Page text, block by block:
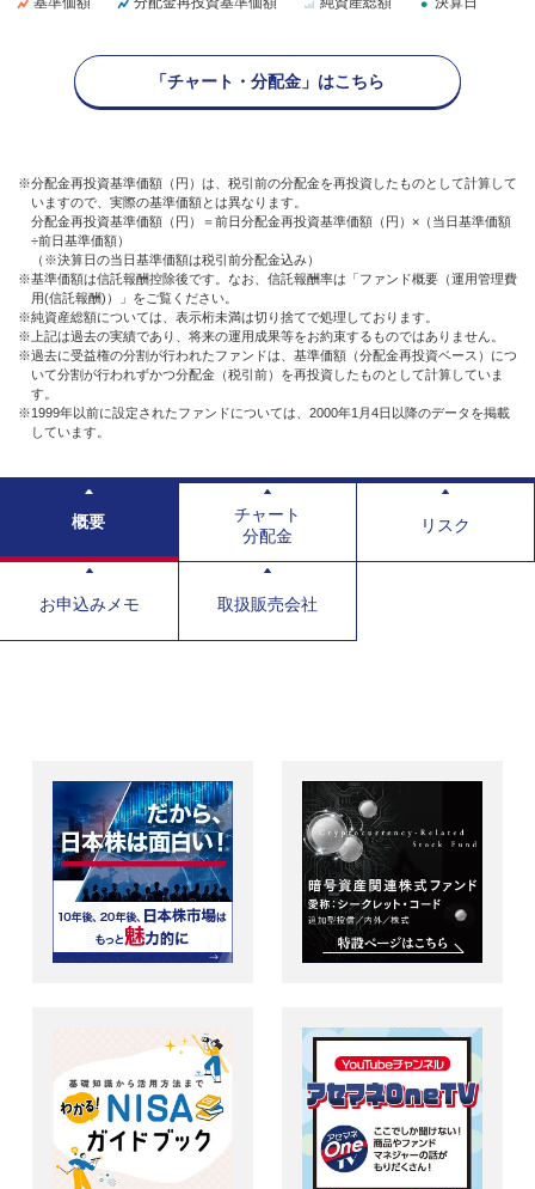
「チャート・分配金」はこちら
※分配金再投資基準価額（円）は、税引前の分配金を再投資したものとして計算して
いますので、実際の基準価額とは異なります。
分配金再投資基準価額（円）＝前日分配金再投資基準価額（円）×（当日基準価額
÷前日基準価額）
（※決算日の当日基準価額は税引前分配金込み）
※基準価額は信託報酬控除後です。なお、信託報酬率は「ファンド概要（運用管理費
用(信託報酬)）」をご覧ください。
※純資産総額については、表示桁未満は切り捨てで処理しております。
※上記は過去の実績であり、将来の運用成果等をお約束するものではありません。
※過去に受益権の分割が行われたファンドは、基準価額（分配金再投資ベース）につ
いて分割が行われずかつ分配金（税引前）を再投資したものとして計算していま
す。
※1999年以前に設定されたファンドについては、2000年1月4日以降のデータを掲載
しています。
概要
チャート
分配金
リスク
お申込みメモ 取扱販売会社